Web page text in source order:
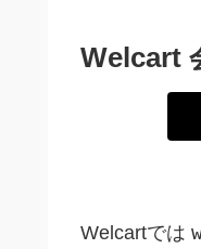
Welcart
Welcartでは